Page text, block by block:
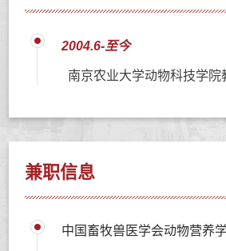
2004.6-至今
南京农业大学动物科技学院
兼职信息
中国畜牧兽医学会动物营养